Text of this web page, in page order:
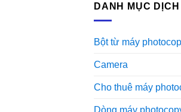
DANH MỤC DỊCH
Bột từ máy
Camera
Cho thuê máy